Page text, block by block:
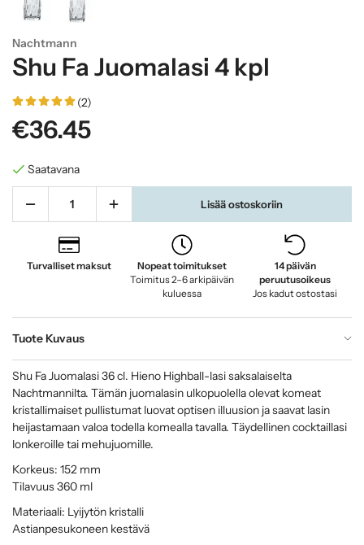
Nachtmann
Shu Fa Juomalasi 4 kpl
(2)
€36.45
Saatavana
Lisää ostoskoriin
Turvalliset maksut
Nopeat toimitukset
Toimitus 2–6 arkipäivän
kuluessa
14 päivän
peruutusoikeus
Jos kadut ostostasi
Tuote Kuvaus
Shu Fa Juomalasi 36 cl. Hieno Highball-lasi saksalaiselta
Nachtmannilta. Tämän juomalasin ulkopuolella olevat komeat
kristallimaiset pullistumat luovat optisen illuusion ja saavat lasin
heijastamaan valoa todella komealla tavalla. Täydellinen cocktaillasi
lonkeroille tai mehujuomille.
Korkeus: 152 mm
Tilavuus 360 ml
Materiaali: Lyijytön kristalli
Astianpesukoneen kestävä